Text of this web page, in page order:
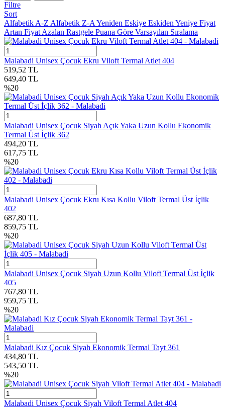
Filtre
Sort
Alfabetik A-Z Alfabetik Z-AYeniden Eskiye Eskiden Yeniye Fiyat
Artan Fiyat Azalan Rastgele Puana Göre Varsayılan Sıralama
Malabadi Unisex Çocuk Ekru Viloft Termal Atlet 404
519,52 TL
649,40 TL
%20
Malabadi Unisex Çocuk Siyah Açık Yaka Uzun Kollu Ekonomik
Termal Üst İçlik 362
494,20 TL
617,75 TL
%20
Malabadi Unisex Çocuk Ekru Kısa Kollu Viloft Termal Üst İçlik
402
687,80 TL
859,75 TL
%20
Malabadi Unisex Çocuk Siyah Uzun Kollu Viloft Termal Üst İçlik
405
767,80 TL
959,75 TL
%20
Malabadi Kız Çocuk Siyah Ekonomik Termal Tayt 361
434,80 TL
543,50 TL
%20
Malabadi Unisex Çocuk Siyah Viloft Termal Atlet 404